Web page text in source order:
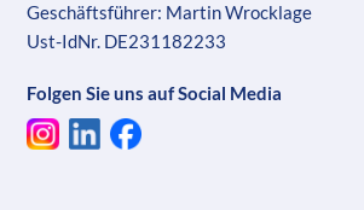
Geschäftsführer: Martin Wrocklage
Ust-IdNr. DE231182233
Folgen Sie uns auf Social Media